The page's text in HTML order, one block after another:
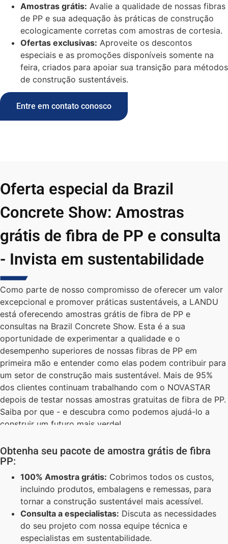
Amostras grátis: Avalie a qualidade de nossas fibras
de PP e sua adequação às práticas de construção
ecologicamente corretas com amostras de cortesia.
Ofertas exclusivas: Aproveite os descontos
especiais e as promoções disponíveis somente na
feira, criados para apoiar sua transição para métodos
de construção sustentáveis.
Entre em contato conosco
Oferta especial da Brazil
Concrete Show: Amostras
grátis de fibra de PP e consulta
- Invista em sustentabilidade
Como parte de nosso compromisso de oferecer um valor
excepcional e promover práticas sustentáveis, a LANDU
está oferecendo amostras grátis de fibra de PP e
consultas na Brazil Concrete Show. Esta é a sua
oportunidade de experimentar a qualidade e o
desempenho superiores de nossas fibras de PP em
primeira mão e entender como elas podem contribuir para
um setor de construção mais sustentável. Mais de 95%
dos clientes continuam trabalhando com o NOVASTAR
depois de testar nossas amostras gratuitas de fibra de PP.
Saiba por que - e descubra como podemos ajudá-lo a
construir um futuro mais verde!
Obtenha seu pacote de amostra grátis de fibra
PP:
100% Amostra grátis: Cobrimos todos os custos,
incluindo produtos, embalagens e remessas, para
tornar a construção sustentável mais acessível.
Consulta a especialistas: Discuta as necessidades
do seu projeto com nossa equipe técnica e
especialistas em sustentabilidade.